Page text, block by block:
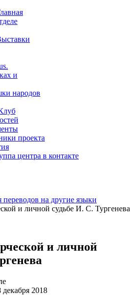
и
народов
проекта
центра в контакте
переводов на другие языки
и личной судьбе И. С. Тургенева
и личной
2018